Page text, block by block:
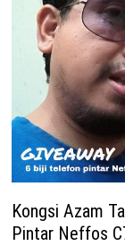
Kongsi Azam
Pintar Neffos